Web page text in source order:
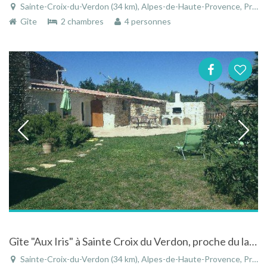
Sainte-Croix-du-Verdon (34 km), Alpes-de-Haute-Provence, Provence-Alpes-Côte d'Azur, France
Gîte
2 chambres 4 personnes
Gîte "Aux Iris" à Sainte Croix du Verdon, proche du lac et des Gorges du Verdon
Sainte-Croix-du-Verdon (34 km), Alpes-de-Haute-Provence, Provence-Alpes-Côte d'Azur, France